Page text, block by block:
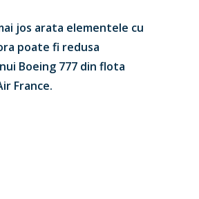
jos arata elementele cu
poate fi redusa
Boeing 777 din flota
France.
Dubai 2019
Paris 2019
Contact